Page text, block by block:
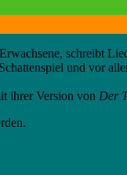
schreibt
und vor
ihrer Version von Der